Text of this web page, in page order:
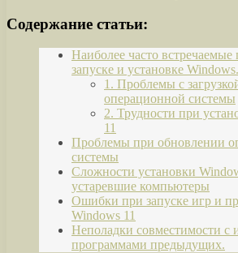
Содержание статьи:
Наиболее часто
запуске и установке Windows.
1. Проблемы с
операционной системы
2. Трудности при
11
Проблемы при обновлении
системы
Сложности установки
устаревшие компьютеры
Ошибки при запуске игр и
Windows 11
Неполадки совместимости с
программами предыдущих.